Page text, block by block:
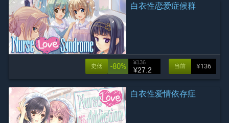
白衣性恋爱症候群
¥136
当前
-80% ¥136
¥27.2
史低
白衣性爱情依存症